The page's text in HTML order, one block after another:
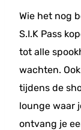
Wie het nog
S.I.K Pass
tot alle
wachten.
tijdens de
lounge waar
ontvang je